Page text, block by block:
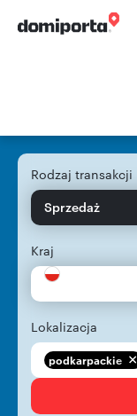
Rodzaj transakcji
Sprzedaż
Kraj
Lokalizacja
podkarpackie